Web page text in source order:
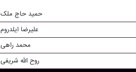
حمید حاج ملک
علیرضا ایلدروم
محمد راهی
روح الله شریفی